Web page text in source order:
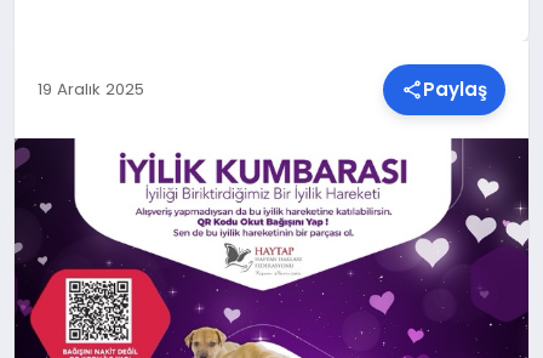
SIYASET
TEKNOLOJI
YAŞAM
MALATYA HABERLERI
19 Aralık 2025 Paylaş